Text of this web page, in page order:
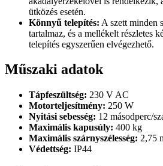
ütközés esetén.
Könnyű telepítés: A szett minden
tartalmaz, és a mellékelt részletes
telepítés egyszerűen elvégezhető.
Műszaki adatok
Tápfeszültség: 230 V AC
Motorteljesítmény: 250 W
Nyitási sebesség: 12 másodperc/
Maximális kapusúly: 400 kg
Maximális szárnyszélesség: 2,75
Védettség: IP44